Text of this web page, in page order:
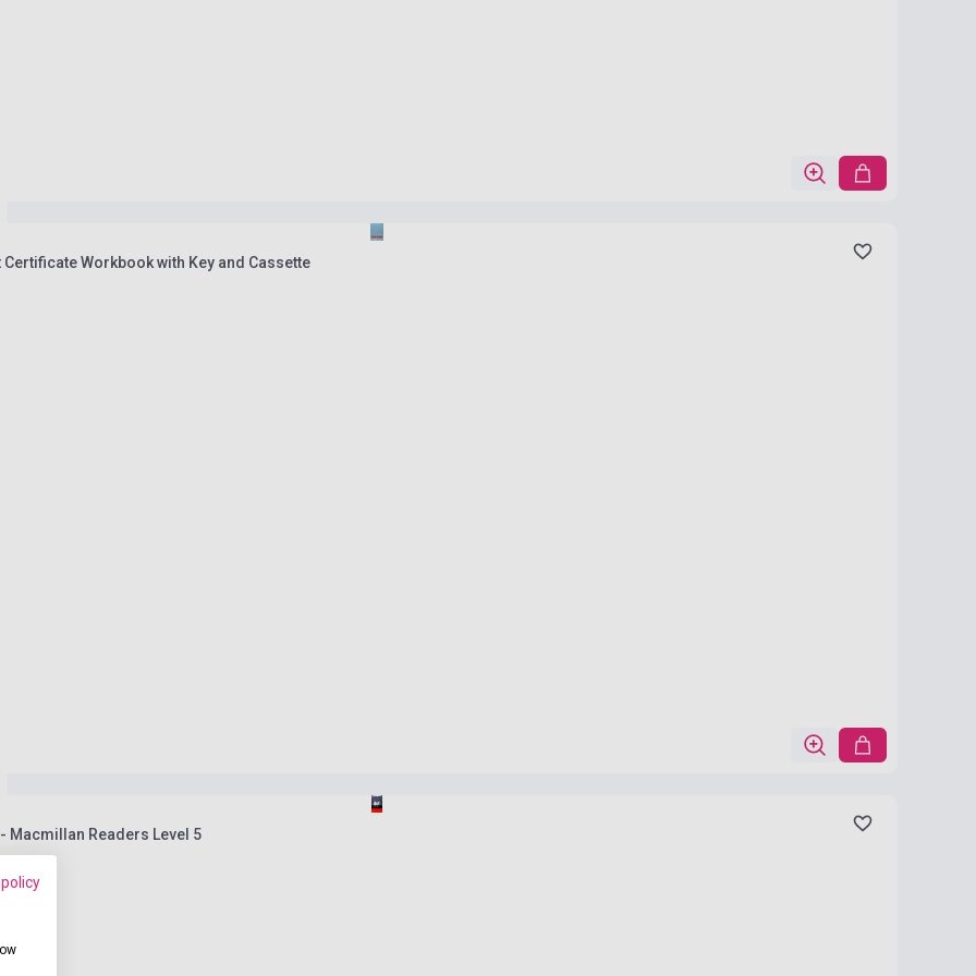
Workbook with Key and Cassette
Macmillan Readers Level 5